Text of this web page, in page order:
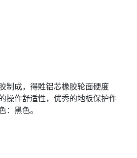
制成，得貹铝芯橡胶轮面硬度
操作舒适性，优秀的地板保护作
：黑色。